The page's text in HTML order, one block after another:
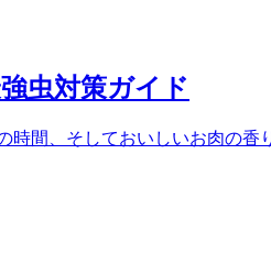
虫対策ガイド
時間、そしておいしいお肉の香